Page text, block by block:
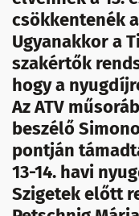
csökkentenék
Ugyanakkor a
szakértők
hogy a
Az ATV
beszélő
pontján
13-14. havi
Szigetek előtt